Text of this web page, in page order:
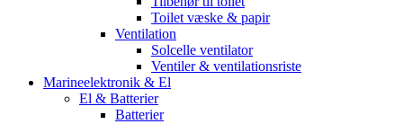
Toilet væske & papir
Ventilation
Solcelle ventilator
Ventiler & ventilationsriste
Marineelektronik & El
El & Batterier
Batterier